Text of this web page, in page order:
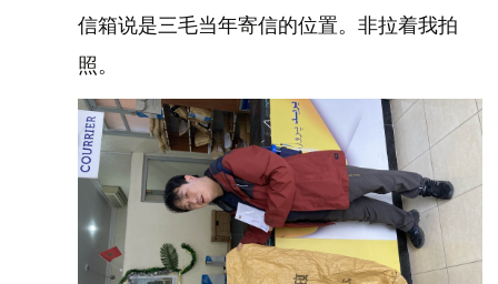
信箱说是三毛当年寄信的位置。非拉着我拍
照。